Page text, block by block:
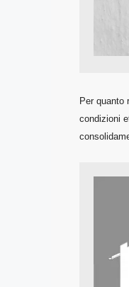
Per quanto
condizioni